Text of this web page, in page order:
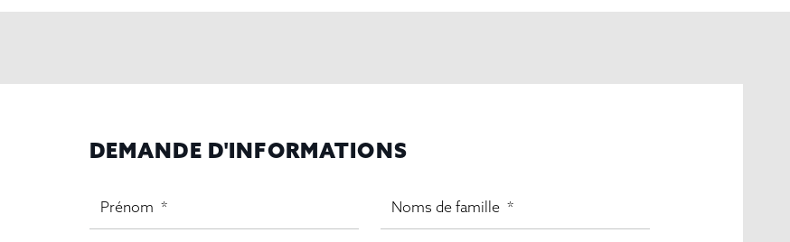
DEMANDE D'INFORMATIONS